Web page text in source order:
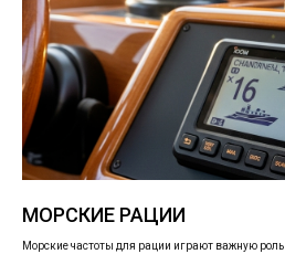
МОРСКИЕ РАЦИИ
Морские частоты для рации играют важную роль